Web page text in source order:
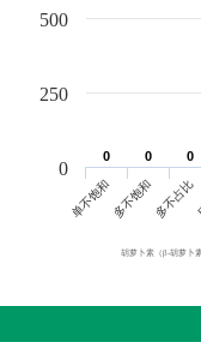
胡萝卜素（β-胡萝卜
0
0 0
0 0
0
单不饱和多不饱和多不占比
0
250
500